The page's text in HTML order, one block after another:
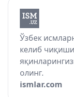
Ўзбек
келиб
олинг.
ismlar.com